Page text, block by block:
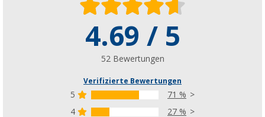
4.69 / 5
52 Bewertungen
Verifizierte Bewertungen
5
71 %
4
27 %